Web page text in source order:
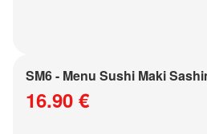
SM6 - Menu Sushi Maki
16.90 €